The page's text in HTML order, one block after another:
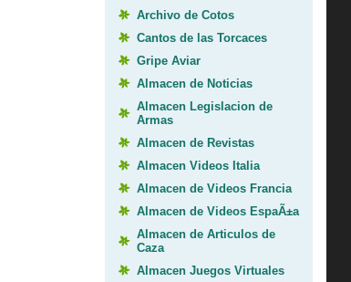
Archivo de Cotos
Cantos de las Torcaces
Gripe Aviar
Almacen de Noticias
Almacen Legislacion de
Armas
Almacen de Revistas
Almacen Videos Italia
Almacen de Videos Francia
Almacen de Videos EspaÃ±a
Almacen de Articulos de
Caza
Almacen Juegos Virtuales